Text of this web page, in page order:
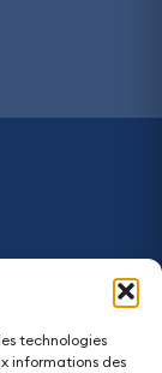
technologies
informations des